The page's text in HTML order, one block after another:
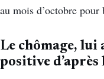
au mois d’octobre
Le chômage, lui
positive